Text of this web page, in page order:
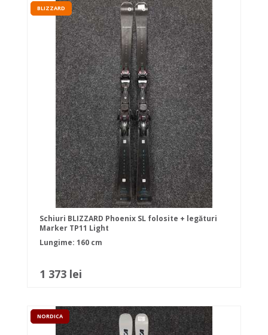
BLIZZARD
Schiuri BLIZZARD Phoenix SL folosite + legături
Marker TP11 Light
Lungime: 160 cm
1 373 lei
NORDICA